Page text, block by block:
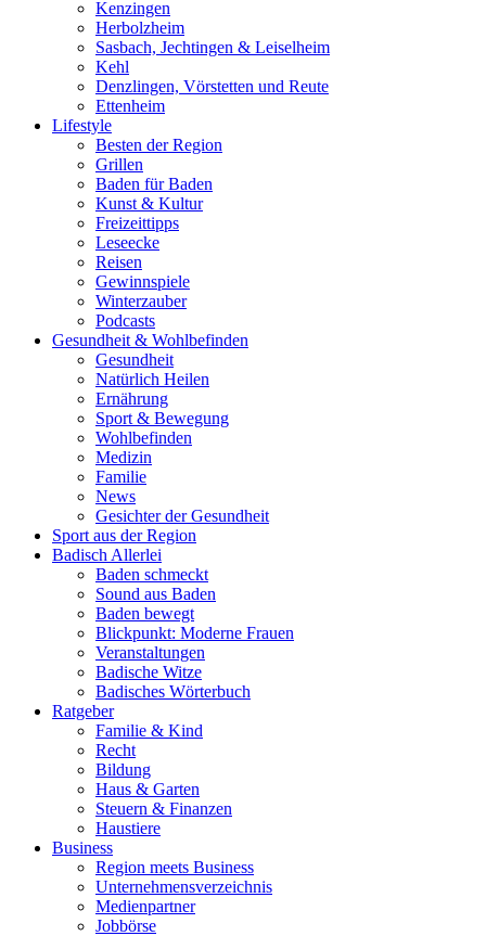
Kenzingen
Herbolzheim
Sasbach, Jechtingen & Leiselheim
Kehl
Denzlingen, Vörstetten und Reute
Ettenheim
Lifestyle
Besten der Region
Grillen
Baden für Baden
Kunst & Kultur
Freizeittipps
Leseecke
Reisen
Gewinnspiele
Winterzauber
Podcasts
Gesundheit & Wohlbefinden
Gesundheit
Natürlich Heilen
Ernährung
Sport & Bewegung
Wohlbefinden
Medizin
Familie
News
Gesichter der Gesundheit
Sport aus der Region
Badisch Allerlei
Baden schmeckt
Sound aus Baden
Baden bewegt
Blickpunkt: Moderne Frauen
Veranstaltungen
Badische Witze
Badisches Wörterbuch
Ratgeber
Familie & Kind
Recht
Bildung
Haus & Garten
Steuern & Finanzen
Haustiere
Business
Region meets Business
Unternehmensverzeichnis
Medienpartner
Jobbörse